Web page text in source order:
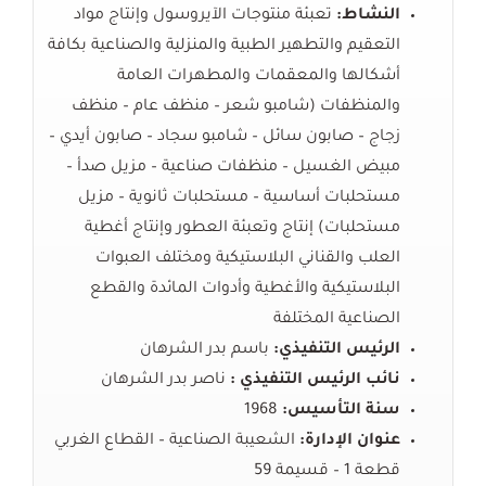
النشاط: تعبئة منتوجات الآيروسول وإنتاج مواد
التعقيم والتطهير الطبية والمنزلية والصناعية بكافة
أشكالها والمعقمات والمطهرات العامة
والمنظفات (شامبو شعر – منظف عام – منظف
زجاج – صابون سائل – شامبو سجاد – صابون أيدي –
مبيض الغسيل – منظفات صناعية – مزيل صدأ –
مستحلبات أساسية – مستحلبات ثانوية – مزيل
مستحلبات) إنتاج وتعبئة العطور وإنتاج أغطية
العلب والقناني البلاستيكية ومختلف العبوات
البلاستيكية والأغطية وأدوات المائدة والقطع
الصناعية المختلفة
الرئيس التنفيذي: باسم بدر الشرهان
نائب الرئيس التنفيذي : ناصر بدر الشرهان
سنة التأسيس:
عنوان الإدارة: الشعيبة الصناعية – القطاع الغربي
قطعة 1 – قسيمة 59